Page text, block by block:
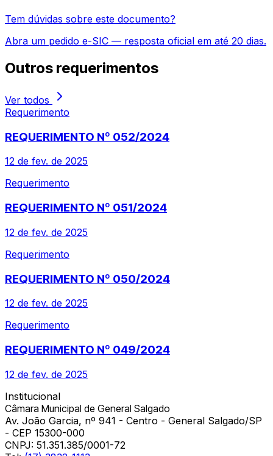
Tem dúvidas sobre este documento?
Abra um pedido e-SIC — resposta oficial em até 20 dias.
Outros requerimentos
Ver todos
Requerimento
REQUERIMENTO Nº 052/2024
12 de fev. de 2025
Requerimento
REQUERIMENTO Nº 051/2024
12 de fev. de 2025
Requerimento
REQUERIMENTO Nº 050/2024
12 de fev. de 2025
Requerimento
REQUERIMENTO Nº 049/2024
12 de fev. de 2025
Institucional
Câmara Municipal de General Salgado
Av. João Garcia, nº 941 - Centro - General Salgado/SP
- CEP 15300-000
CNPJ: 51.351.385/0001-72